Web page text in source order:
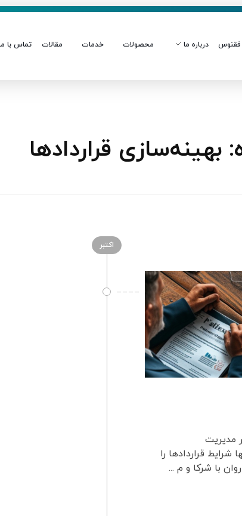
ققنوس درباره ما محصولات خدمات مقالات تماس با
قراردادها
اکتبر
مدیریت
قراردادها را
با شرکا و م ...